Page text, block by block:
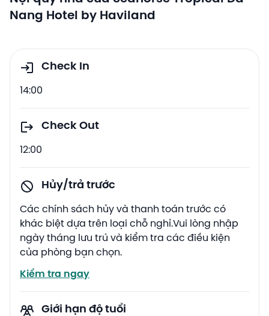
Nang Hotel by Haviland
Check In
14:00
Check Out
12:00
Hủy/trả trước
Các chính sách hủy và thanh toán trước có
khác biệt dựa trên loại chỗ nghỉ.Vui lòng nhập
ngày tháng lưu trú và kiểm tra các điều kiện
của phòng bạn chọn.
Kiểm tra ngay
Giới hạn độ tuổi